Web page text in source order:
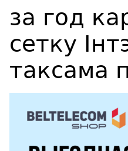
за год
сетку
таксама